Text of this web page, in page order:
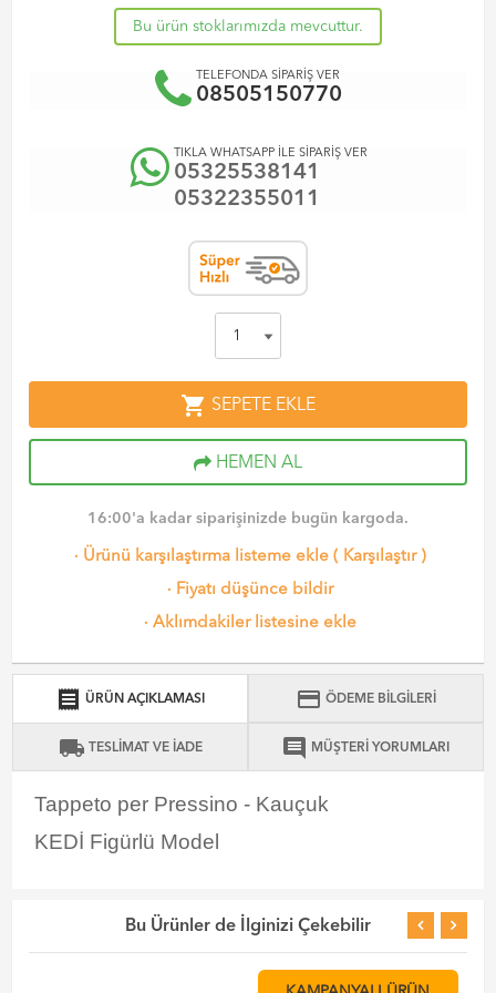
Bu ürün stoklarımızda mevcuttur.
TELEFONDA SİPARİŞ VER
08505150770
TIKLA WHATSAPP İLE SİPARİŞ VER
05325538141
05322355011
shopping_cart SEPETE EKLE
HEMEN AL
16:00'a kadar siparişinizde bugün kargoda.
· Ürünü karşılaştırma listeme ekle ( Karşılaştır)
· Fiyatı düşünce bildir
· Aklımdakiler listesine ekle
receipt ÜRÜN AÇIKLAMASI credit_card ÖDEME BİLGİLERİ
local_shipping TESLİMAT VE İADE comment MÜŞTERİ YORUMLARI
Tappeto per Pressino - Kauçuk
KEDİ Figürlü Model
Bu Ürünler de İlginizi Çekebilir